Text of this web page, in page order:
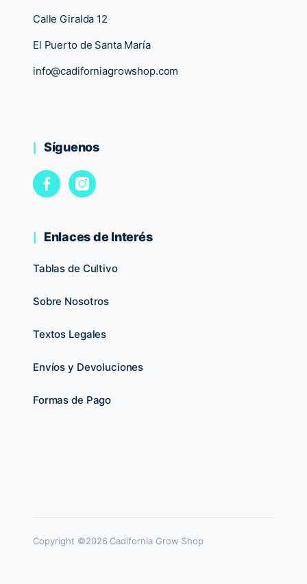
Calle Giralda 12
El Puerto de Santa María
info@cadiforniagrowshop.com
Síguenos
Enlaces de Interés
Tablas de Cultivo
Sobre Nosotros
Textos Legales
Envíos y Devoluciones
Formas de Pago
Copyright ©2026 Cadifornia Grow Shop